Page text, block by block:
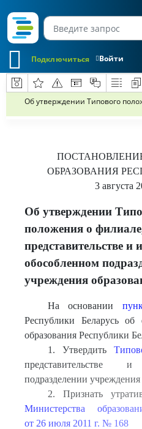
Войти
Подключиться
Об утверждении Типового
ОБРАЗОВАНИЯ
3 августа
Об утверждении
положения о
представительстве и
обособленном
учреждения
На основании
Республики Беларусь об
образования
1. Утвердить
подразделении учреждения
2. Признать
Министерства
от 26 июля 2011 г. № 168